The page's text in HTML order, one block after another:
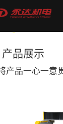
产品展示
产品一心一意